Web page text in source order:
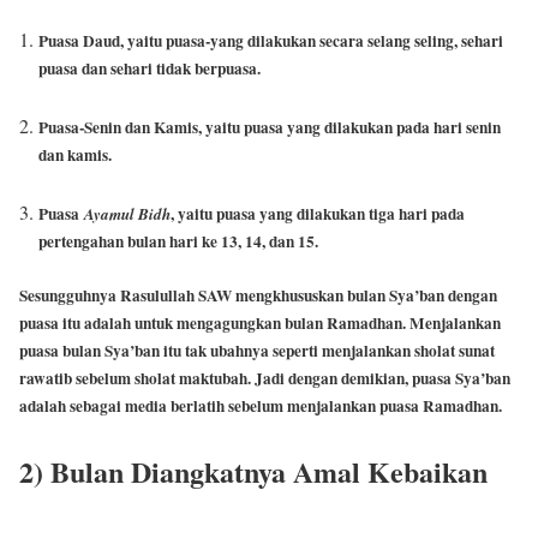
Puasa Daud, yaitu puasa-yang dilakukan secara selang seling, sehari
puasa dan sehari tidak berpuasa.
Puasa-Senin dan Kamis, yaitu puasa yang dilakukan pada hari senin
dan kamis.
PuasaAyamul Bidh, yaitu puasa yang dilakukan tiga hari pada
pertengahan bulan hari ke 13, 14, dan 15.
Sesungguhnya Rasulullah SAW mengkhususkan bulan Sya’ban dengan
puasa itu adalah untuk mengagungkan bulan Ramadhan. Menjalankan
puasa bulan Sya’ban itu tak ubahnya seperti menjalankan sholat sunat
rawatib sebelum sholat maktubah. Jadi dengan demikian, puasa Sya’ban
adalah sebagai media berlatih sebelum menjalankan puasa Ramadhan.
2) Bulan Diangkatnya Amal Kebaikan